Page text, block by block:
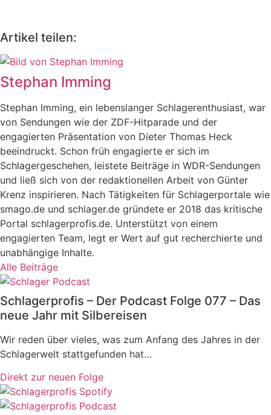
Artikel teilen:
Stephan Imming
Stephan Imming, ein lebenslanger Schlagerenthusiast, war
von Sendungen wie der ZDF-Hitparade und der
engagierten Präsentation von Dieter Thomas Heck
beeindruckt. Schon früh engagierte er sich im
Schlagergeschehen, leistete Beiträge in WDR-Sendungen
und ließ sich von der redaktionellen Arbeit von Günter
Krenz inspirieren. Nach Tätigkeiten für Schlagerportale wie
smago.de und schlager.de gründete er 2018 das kritische
Portal schlagerprofis.de. Unterstützt von einem
engagierten Team, legt er Wert auf gut recherchierte und
unabhängige Inhalte.
Alle Beiträge
Schlagerprofis – Der Podcast Folge 077 – Das
neue Jahr mit Silbereisen
Wir reden über vieles, was zum Anfang des Jahres in der
Schlagerwelt stattgefunden hat…
Direkt zur neuen Folge